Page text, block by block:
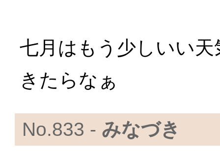
七月はもう少しいい
きたらなぁ
No.833 - みなづき